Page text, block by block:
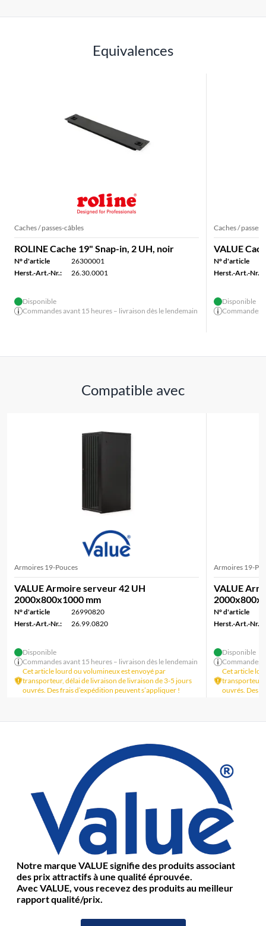
Equivalences
Caches / passes-câbles
ROLINE Cache 19" Snap-in, 2 UH, noir
N° d'article
26300001
Herst.-Art.-Nr.:
26.30.0001
Disponible
Commandes avant 15 heures – livraison dès le lendemain
Caches / passes-
VALUE
N° d'article
Herst.-Art.-Nr.:
Disponible
Commandes
Compatible avec
Armoires 19-Pouces
VALUE Armoire serveur 42 UH
2000x800x1000 mm
N° d'article
26990820
Herst.-Art.-Nr.:
26.99.0820
Disponible
Commandes avant 15 heures – livraison dès le lendemain
Cet article lourd ou volumineux est envoyé par
transporteur, délai de livraison de livraison de 3-5 jours
ouvrés. Des frais d’expédition peuvent s’appliquer !
Armoires 19-
VALUE
N° d'article
Herst.-Art.-Nr.:
Disponible
Commandes
Cet article
transporteur,
ouvrés. Des
Notre marque VALUE signifie des produits associant
des prix attractifs à une qualité éprouvée.
Avec VALUE, vous recevez des produits au meilleur
rapport qualité/prix.